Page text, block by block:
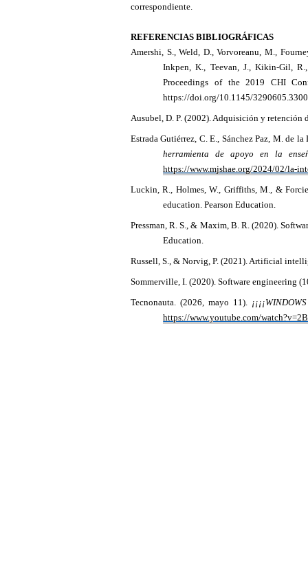
correspondiente.
REFERENCIAS BIBLIOGRÁFICAS
Amershi, S., Weld, D., Vorvoreanu, M.,
Inkpen, K., Teevan, J., Kikin-Gil,
Proceedings of the 2019 CHI
https://doi.org/10.1145/
Ausubel, D. P. (2002). Adquisición y
Estrada Gutiérrez, C. E., Sánchez Paz, M. de
herramienta de apoyo en la
https://www.mjshae.org/2024/02/la-
Luckin, R., Holmes, W., Griffiths, M., &
education. Pearson Education.
Pressman, R. S., & Maxim, B. R. (2020).
Education.
Russell, S., & Norvig, P. (2021). Artificial
Sommerville, I. (2020). Software engineering
Tecnonauta.(2026, mayo 11).
https://www.youtube.com/